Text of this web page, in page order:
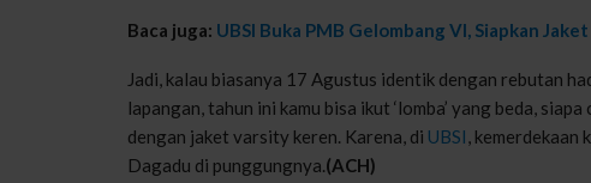
Baca juga: UBSI Buka PMB Gelombang VI, Siapkan
Jadi, kalau biasanya 17 Agustus identik dengan rebutan
lapangan, tahun ini kamu bisa ikut ‘lomba’ yang beda,
dengan jaket varsity keren. Karena, di UBSI, kemerdekaan
Dagadu di punggungnya.(ACH)